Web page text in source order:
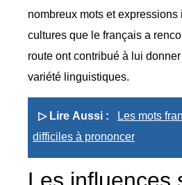
nombreux mots et
cultures que le français a
route ont contribué à lui
variété linguistiques.
▷ Lire Aussi :
Les mots
difficiles à prononcer